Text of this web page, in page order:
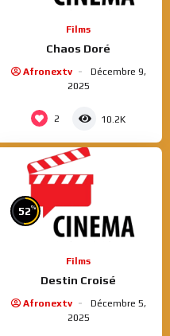
Films
Chaos Doré
Afronextv
Décembre 9,
2025
2 10.2K
52%
Films
Destin Croisé
Afronextv
Décembre 5,
2025